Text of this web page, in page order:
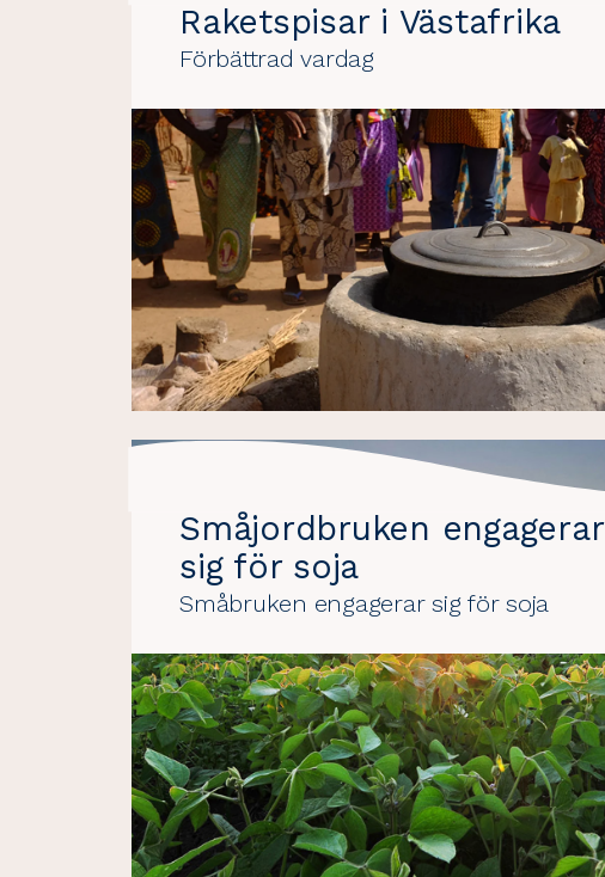
Raketspisar i Västafrika
Förbättrad vardag
Småjordbruken engagerar
sig för soja
Småbruken engagerar sig för soja